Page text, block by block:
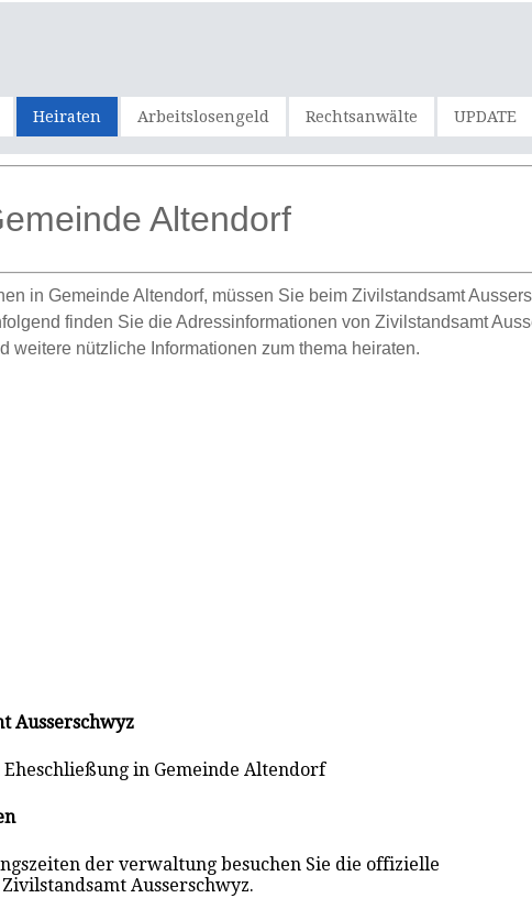
Heiraten Arbeitslosengeld Rechtsanwälte UPDATE
Altendorf
in Gemeinde Altendorf, müssen Sie beim Zivilstandsamt
finden Sie die Adressinformationen von Zivilstandsamt
weitere nützliche Informationen zum thema heiraten.
Ausserschwyz
in Gemeinde Altendorf
der verwaltung besuchen Sie die offizielle
Ausserschwyz.